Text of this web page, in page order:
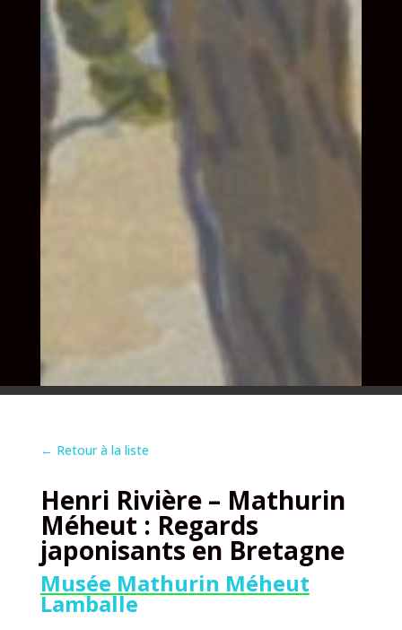
← Retour à la liste
Henri Rivière – Mathurin
Méheut : Regards
japonisants en Bretagne
Musée Mathurin Méheut
Lamballe